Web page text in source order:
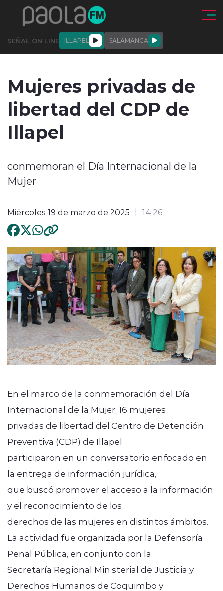
Click acá para ir directamente al contenido
SEÑAL ON LINE ILLAPEL SALAMANCA
ACTUALIDAD DEPORTES
Mujeres privadas de
libertad del CDP de
Illapel
conmemoran el Día Internacional de la
Mujer
Miércoles 19 de marzo de 2025 14:26
En el marco de la conmemoración del Día
Internacional de la Mujer, 16 mujeres
privadas de libertad del Centro de Detención
Preventiva (CDP) de Illapel
participaron en un conversatorio enfocado en
la entrega de información jurídica,
que buscó promover el acceso a la información
y el reconocimiento de los
derechos de las mujeres en distintos ámbitos.
La actividad fue organizada por la Defensoría
Penal Pública, en conjunto con la
Secretaría Regional Ministerial de Justicia y
Derechos Humanos de Coquimbo y